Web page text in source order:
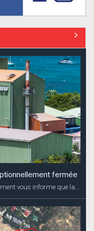
fermée
vous informe que la...